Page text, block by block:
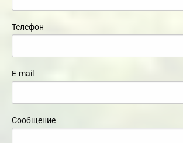
Телефон
E-mail
Сообщение